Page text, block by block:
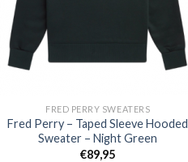
FRED PERRY SWEATERS
Fred Perry – Taped Sleeve Hooded
Sweater – Night Green
€89,95